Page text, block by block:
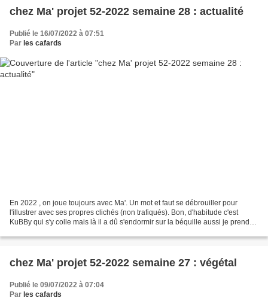
chez Ma' projet 52-2022 semaine 28 : actualité
Publié le 16/07/2022 à 07:51
Par les cafards
En 2022 , on joue toujours avec Ma'. Un mot et faut se débrouiller pour
l'illustrer avec ses propres clichés (non trafiqués). Bon, d'habitude c'est
KuBBy qui s'y colle mais là il a dû s'endormir sur la béquille aussi je prends
chez Ma' projet 52-2022 semaine 27 : végétal
Publié le 09/07/2022 à 07:04
Par les cafards